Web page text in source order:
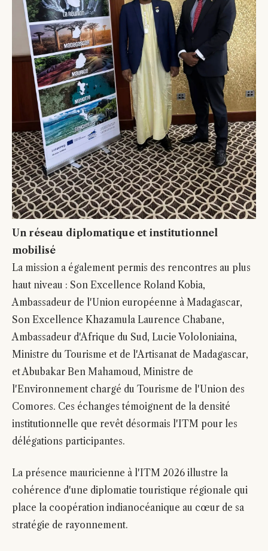
Un réseau diplomatique et institutionnel
mobilisé
La mission a également permis des rencontres au plus
haut niveau : Son Excellence Roland Kobia,
Ambassadeur de l'Union européenne à Madagascar,
Son Excellence Khazamula Laurence Chabane,
Ambassadeur d'Afrique du Sud, Lucie Vololoniaina,
Ministre du Tourisme et de l'Artisanat de Madagascar,
et Abubakar Ben Mahamoud, Ministre de
l'Environnement chargé du Tourisme de l'Union des
Comores. Ces échanges témoignent de la densité
institutionnelle que revêt désormais l'ITM pour les
délégations participantes.
La présence mauricienne à l'ITM 2026 illustre la
cohérence d'une diplomatie touristique régionale qui
place la coopération indianocéanique au cœur de sa
stratégie de rayonnement.